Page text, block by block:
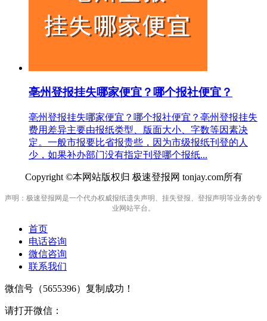
亳州登报挂失哪家便宜？哪个报社便宜？
亳州登报挂失哪家便宜？哪个报社便宜？亳州登报挂失
费用差异主要由报纸类型、版面大小、字数等因素决
定。一般市报要比省报贵些，因为市级报纸刊登的人
少，如果补办部门没有指定刊登哪个报纸...
Copyright ©本网站版权归 极速登报网 tonjay.com所有
声明：极速登报网是一个代办权威报纸遗失声明、挂失登报、登报声明等业务的专
业网站平台。
首页
电话咨询
微信咨询
联系我们
微信号（5655396）复制成功！
请打开微信：